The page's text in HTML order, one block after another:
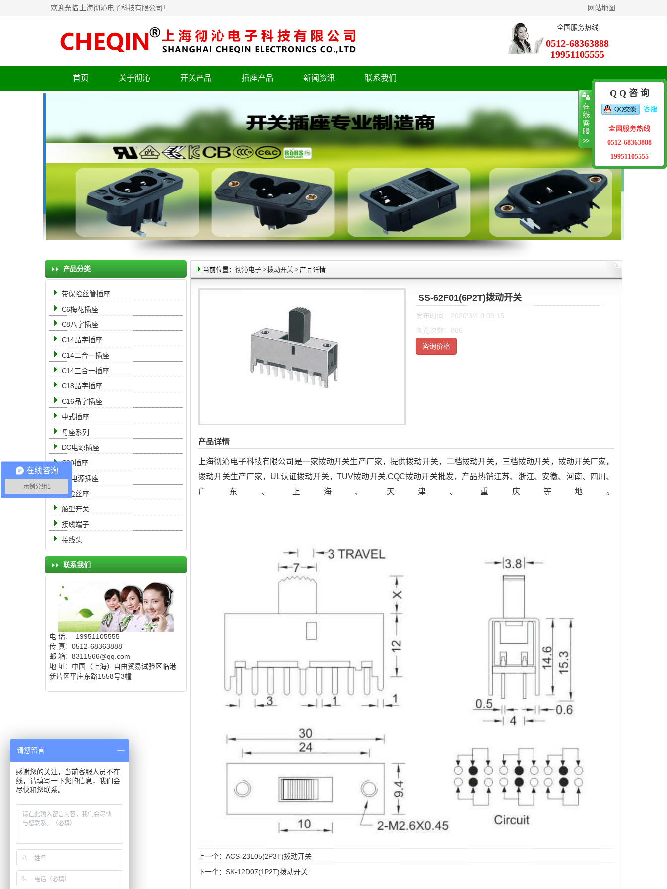
欢迎光临 上海彻沁电子科技有限公司 ! 网站地图
全国服务热线
0512-68363888
19951105555
首页 关于彻沁 开关产品 插座产品 新闻资讯 联系我们
产品分类
带保险丝管插座
C6梅花插座
C8八字插座
C14品字插座
C14二合一插座
C14三合一插座
C18品字插座
C16品字插座
中式插座
母座系列
DC电源插座
C20插座
AC电源插座
保险丝座
船型开关
接线端子
接线头
联系我们
电 话： 19951105555
传 真：0512-68363888
邮 箱：8311566@qq.com
地 址：中国（上海）自由贸易试验区临港
新片区平庄东路1558号3幢
当前位置： 彻沁电子 > 拨动开关 > 产品详情
SS-62F01(6P2T)拨动开关
发布时间：2020/3/4 0:09:15
浏览次数：886
咨询价格
产品详情
上海彻沁电子科技有限公司是一家拨动开关生产厂家，提供拨动开关，二档拨动开关，三档拨动开关，拨动开关厂家，
拨动开关生产厂家，UL认证拨动开关，TUV拨动开关,CQC拨动开关批发，产品热销江苏、浙江、安徽、河南、四川、
广东、上海、天津、重庆等地。
上一个： ACS-23L05(2P3T)拨动开关
下一个： SK-12D07(1P2T)拨动开关
Q Q 咨 询
客服
全国服务热线
0512-68363888
19951105555
在线咨询
示例分组1
请您留言
感谢您的关注，当前客服人员不在
线，请填写一下您的信息，我们会
尽快和您联系。